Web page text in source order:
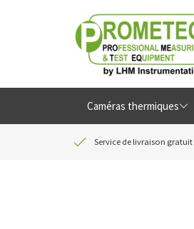
Caméras thermiques
Service de livraison gratuit